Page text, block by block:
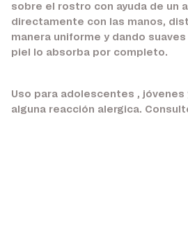
sobre el rostro con ayuda de un
directamente con las manos,
manera uniforme y dando
piel lo absorba por completo.
Uso para adolescentes , jóvenes
alguna reacción alergica.